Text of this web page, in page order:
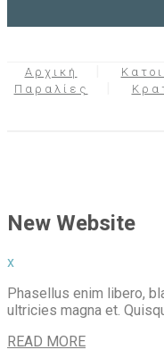
Αρχική
Παραλίες
New Website
x
Phasellus enim libero,
ultricies magna et.
READ MORE